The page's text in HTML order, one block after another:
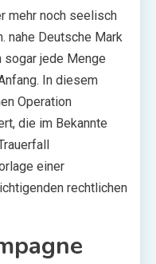
mehr noch seelisch
nahe Deutsche Mark
sogar jede Menge
In diesem
Operation
die im Bekannte
einer
rechtlichen